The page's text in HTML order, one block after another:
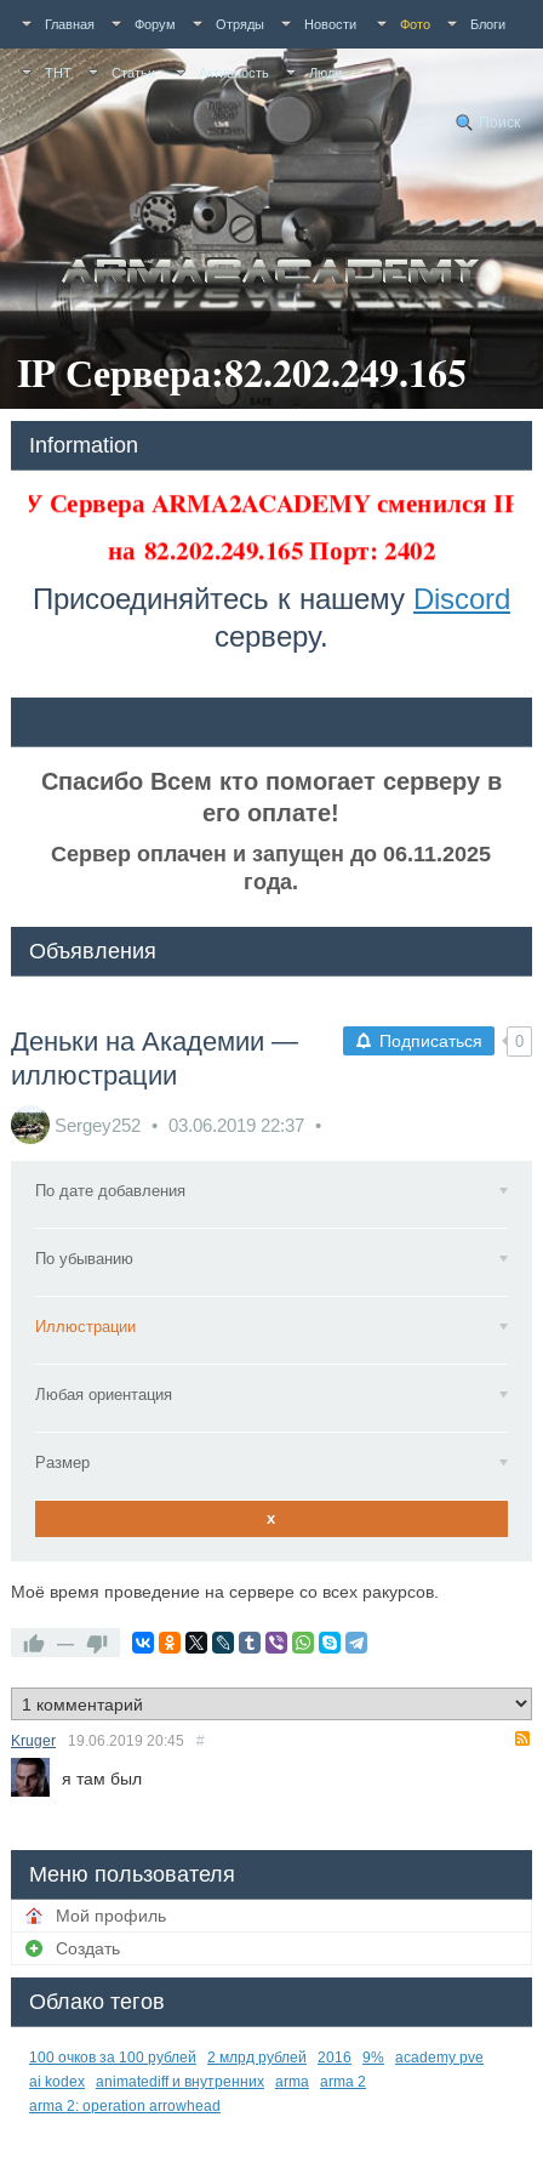
Главная Форум Отряды Новости Фото Блоги
ТНТ Статьи Активность Люди
Поиск
IP Сервера:82.202.249.165
Information
У Сервера ARMA2ACADEMY сменился IP
на82.202.249.165 Порт: 2402
Присоединяйтесь к нашему Discord
серверу.
Спасибо Всем кто помогает серверу в
его оплате!
Сервер оплачен и запущен до 06.11.2025
года.
Объявления
Подписаться 0
Деньки на Академии —
иллюстрации
Sergey252 03.06.2019 22:37
По дате добавления
По убыванию
Иллюстрации
Любая ориентация
Размер
x
Моё время проведение на сервере со всех ракурсов.
—
Kruger 19.06.2019 20:45 #
я там был
Меню пользователя
Мой профиль
Создать
Облако тегов
100 очков за 100 рублей 2 млрд рублей 2016 9%
academy pve
ai kodex
animatediff и внутренних arma
arma 2
arma 2: operation arrowhead